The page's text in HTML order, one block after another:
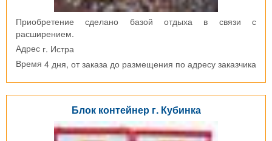
Приобретение сделано базой отдыха в связи с
расширением.
Адрес г. Истра
Время 4 дня, от заказа до размещения по адресу заказчика
Блок контейнер г. Кубинка